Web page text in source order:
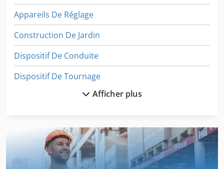
Appareils De Réglage
Construction De Jardin
Dispositif De Conduite
Dispositif De Tournage
Levage De Matériel
Machine De Fabrication
Machine De Finition
Afficher plus